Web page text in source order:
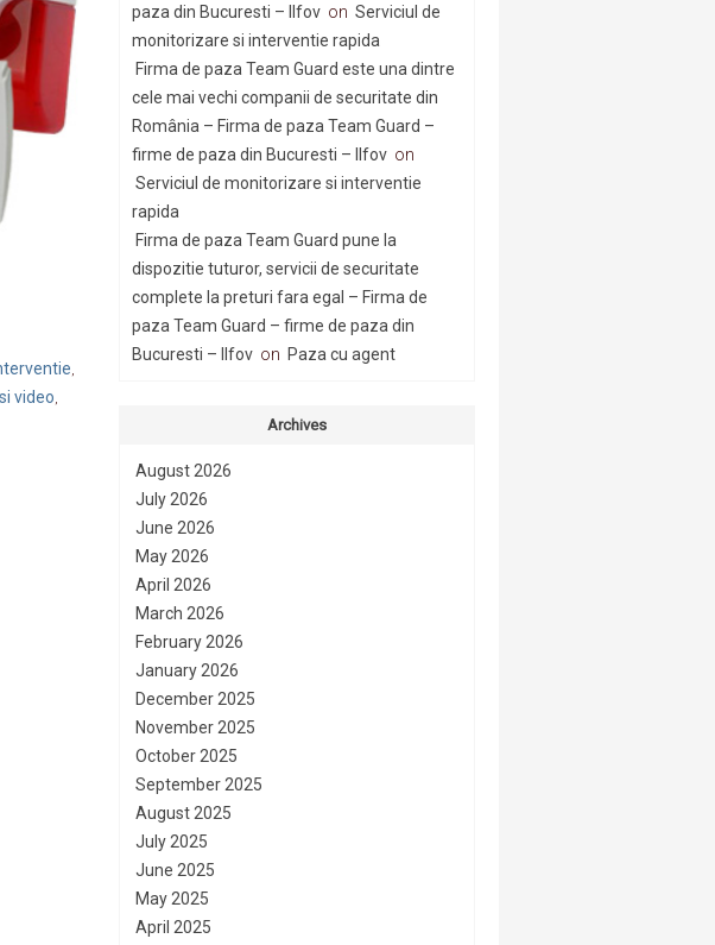
,
video,
paza din Bucuresti – Ilfov on Serviciul de
monitorizare si interventie rapida
Firma de paza Team Guard este una dintre
cele mai vechi companii de securitate din
România – Firma de paza Team Guard –
firme de paza din Bucuresti – Ilfov on
Serviciul de monitorizare si interventie
rapida
Firma de paza Team Guard pune la
dispozitie tuturor, servicii de securitate
complete la preturi fara egal – Firma de
paza Team Guard – firme de paza din
Bucuresti – Ilfov on Paza cu agent
Archives
August 2026
July 2026
June 2026
May 2026
April 2026
March 2026
February 2026
January 2026
December 2025
November 2025
October 2025
September 2025
August 2025
July 2025
June 2025
May 2025
April 2025